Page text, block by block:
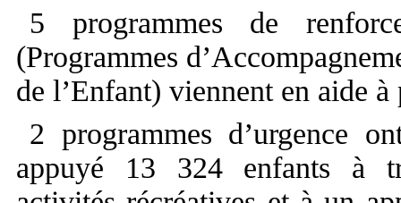
5 programmes de
(Programmes
de l’Enfant) viennent en aide
2 programmes d’urgence
appuyé 13 324 enfants à